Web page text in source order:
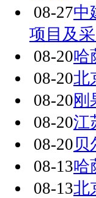
08-27中
项目及
08-20哈
08-20北
08-20刚
08-20江
08-20贝
08-13哈
08-13北